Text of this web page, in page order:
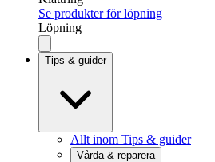
Se produkter för löpning
Löpning
Tips & guider
Allt inom Tips & guider
Vårda & reparera